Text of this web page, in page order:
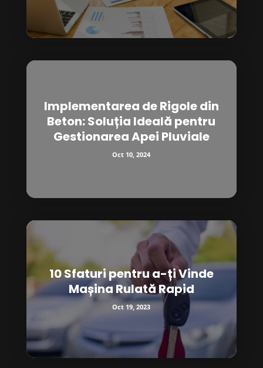
Implementarea de Rigole din
Beton: Soluția Ideală pentru
Gestionarea Apei Pluviale
Oct 10, 2024
10 Sfaturi pentru a-ți Vinde
Mașina Rulată Rapid
Oct 19, 2023